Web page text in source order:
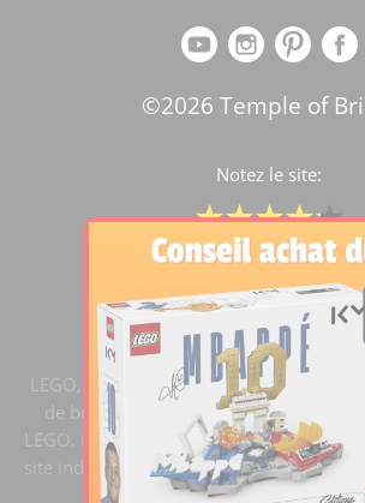
©2026 Temple of
Notez le site:
Comparateur de prix
4.2/5 -15446notes
LEGO, le logo LEGO, la figurine LEGO et
de briques sont des marques
LEGO. ©2020 The LEGO Group.
site indépendant du groupe LEGO, il n'est
validé par LEGO.